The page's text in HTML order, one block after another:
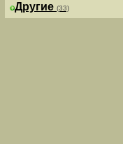
Другие (33)